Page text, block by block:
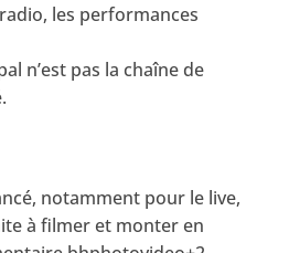
les performances
n’est pas la chaîne de
notamment pour le live,
à filmer et monter en